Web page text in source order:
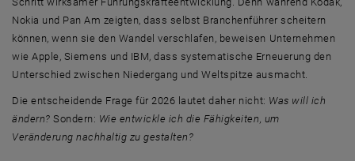
Nokia und Pan Am zeigten, dass selbst Branchenführer scheitern
können, wenn sie den Wandel verschlafen, beweisen Unternehmen
wie Apple, Siemens und IBM, dass systematische Erneuerung den
Unterschied zwischen Niedergang und Weltspitze ausmacht.
Die entscheidende Frage für 2026 lautet daher nicht: Was will ich
ändern? Sondern: Wie entwickle ich die Fähigkeiten, um
Veränderung nachhaltig zu gestalten?